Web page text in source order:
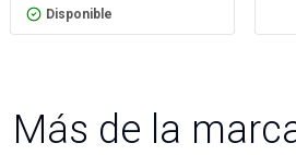
Disponible
Más de la